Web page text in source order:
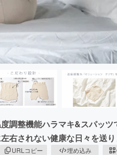
CAMPFIRE
調整機能ハラマキ&スパッ
右されない健康な日々を送り
URLコピー 埋め込み